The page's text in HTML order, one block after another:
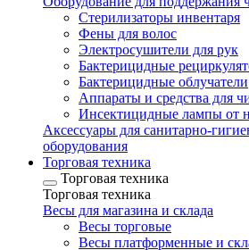
Стерилизаторы инвентаря
Фены для волос
Электросушители для рук
Бактерицидные
Бактерицидные облучатели
Аппараты и средства для
Инсектицидные лампы от
Аксессуары для санитарно-
оборудования
Торговая техника
Торговая техника
Торговая техника
Весы для магазина и склада
Весы торговые
Весы платформенные и